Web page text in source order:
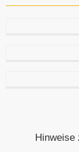
Hinweise